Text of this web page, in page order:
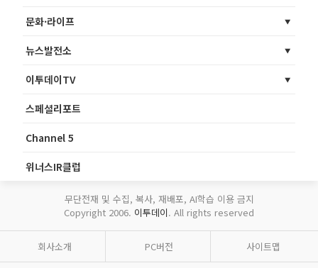
문화·라이프
뉴스발전소
이투데이TV
스페셜리포트
Channel 5
위너스IR클럽
무단전재 및 수집, 복사, 재배포, AI학습 이용 금지
Copyright 2006. 이투데이. All rights reserved
회사소개 PC버전 사이트맵